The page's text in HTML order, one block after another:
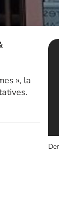
», la